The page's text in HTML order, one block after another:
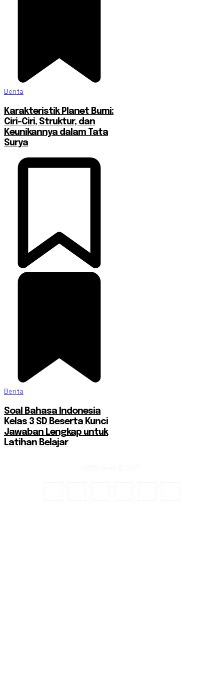
Berita
Karakteristik Planet Bumi:
Ciri-Ciri, Struktur, dan
Keunikannya dalam Tata
Surya
Berita
Soal Bahasa Indonesia
Kelas 3 SD Beserta Kunci
Jawaban Lengkap untuk
Latihan Belajar